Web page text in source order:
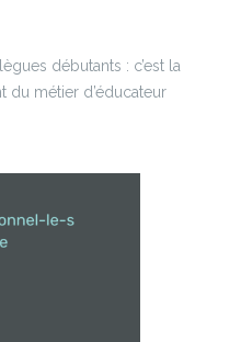
débutants : c’est la
métier d’éducateur